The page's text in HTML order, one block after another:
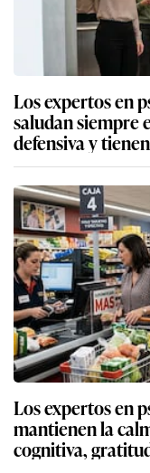
Los expertos en
saludan siempre
defensiva y
Los expertos en
mantienen la
cognitiva,